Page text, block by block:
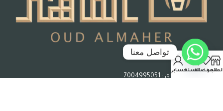
جدة – المملكة العربية السعودية
رقم السجل التجاري : 7004995051
المفضلةالسلةحسابي
تواصل معنا